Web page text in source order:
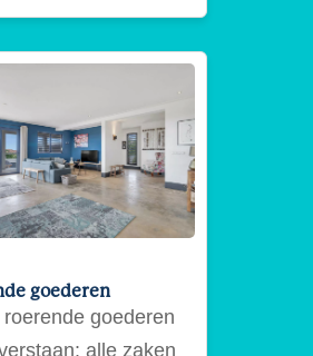
goederen
roerende goederen
alle zaken